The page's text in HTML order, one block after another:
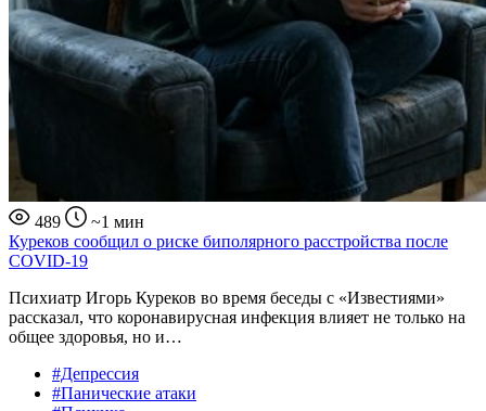
489
~1 мин
Куреков сообщил о риске биполярного расстройства после
COVID-19
Психиатр Игорь Куреков во время беседы с «Известиями»
рассказал, что коронавирусная инфекция влияет не только на
общее здоровья, но и…
#Депрессия
#Панические атаки